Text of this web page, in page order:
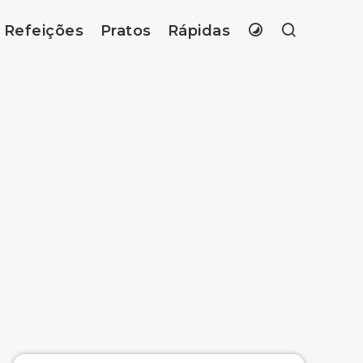
Refeições Pratos Rápidas